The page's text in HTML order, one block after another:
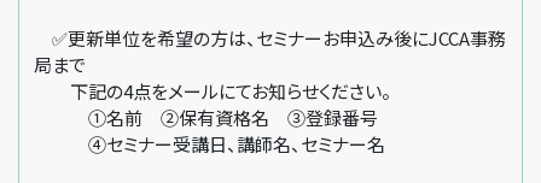
✅更新単位を希望の方は、セミナーお申込み後にJCCA事務
局まで
下記の4点をメールにてお知らせください。
①名前 ②保有資格名 ③登録番号
④セミナー受講日、講師名、セミナー名